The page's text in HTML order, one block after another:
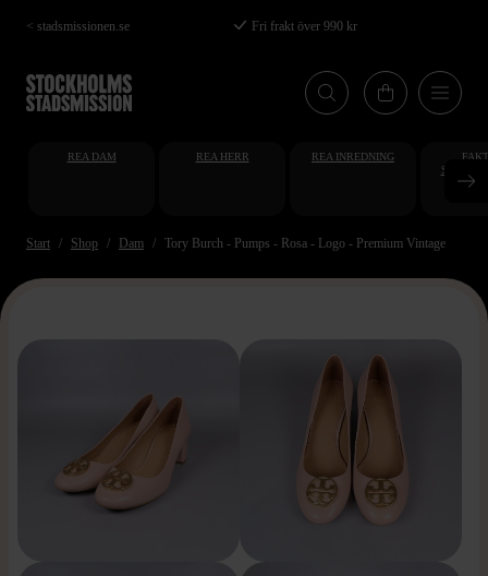
Hoppa
till
huvudinnehåll
< stadsmissionen.se Fri frakt över 990 kr
REA DAM REA HERR REA INREDNING
Start Shop Dam Tory Burch - Pumps - Rosa - Logo - Premium Vintage